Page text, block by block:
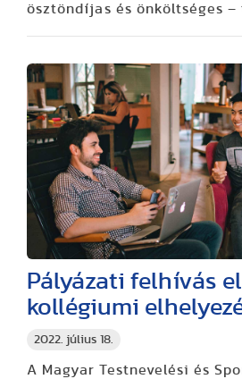
ösztöndíjas és önköltséges
2022. július 18.
Pályázati felhívás
kollégiumi
A Magyar Testnevelési és